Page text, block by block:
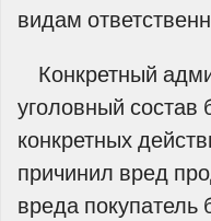
видам
Конкретный
уголовный состав
конкретных
причинил вред
вреда покупатель